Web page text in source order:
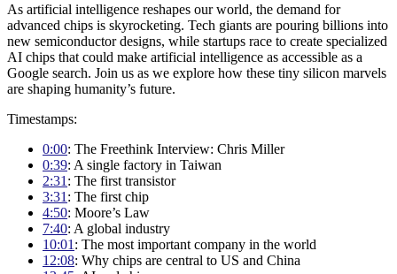
As artificial intelligence reshapes our world, the demand for
advanced chips is skyrocketing. Tech giants are pouring billions into
new semiconductor designs, while startups race to create specialized
AI chips that could make artificial intelligence as accessible as a
Google search. Join us as we explore how these tiny silicon marvels
are shaping humanity’s future.
Timestamps:
0:00: The Freethink Interview: Chris Miller
0:39: A single factory in Taiwan
2:31 : The first transistor
3:31 : The first chip
4:50: Moore’s Law
7:40: A global industry
10:01 : The most important company in the world
12:08: Why chips are central to US and China